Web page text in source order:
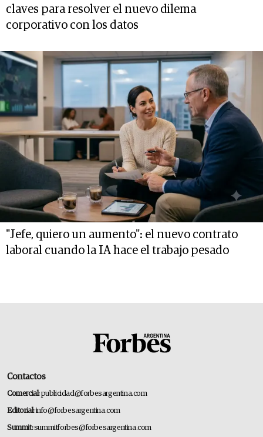
claves para resolver el nuevo dilema
corporativo con los datos
"Jefe, quiero un aumento": el nuevo contrato
laboral cuando la IA hace el trabajo pesado
Contactos
Comercial:publicidad@forbesargentina.com
Editorial:info@forbesargentina.com
Summit:summitforbes@forbesargentina.com